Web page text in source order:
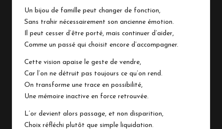
Un bijou de famille peut changer de fonction,
Sans trahir nécessairement son ancienne émotion.
Il peut cesser d’être porté, mais continuer d’aider,
Comme un passé qui choisit encore d’accompagner.
Cette vision apaise le geste de vendre,
Car l’on ne détruit pas toujours ce qu’on rend.
On transforme une trace en possibilité,
Une mémoire inactive en force retrouvée.
L’or devient alors passage, et non disparition,
Choix réfléchi plutôt que simple liquidation.